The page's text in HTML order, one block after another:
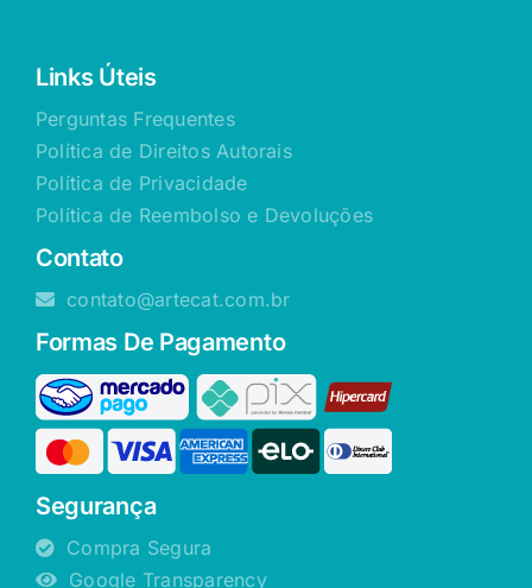
Links Úteis
Perguntas Frequentes
Política de Direitos Autorais
Política de Privacidade
Política de Reembolso e Devoluções
Contato
contato@artecat.com.br
Formas De Pagamento
Segurança
Compra Segura
Google Transparency